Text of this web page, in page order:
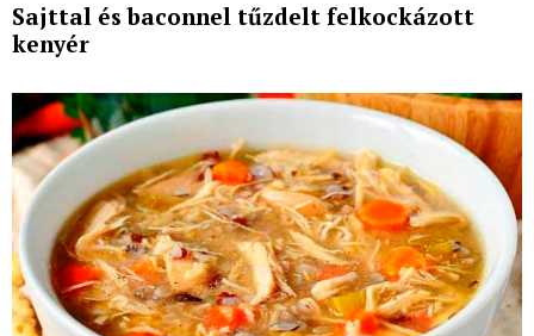
Sajttal és baconnel tűzdelt felkockázott
kenyér